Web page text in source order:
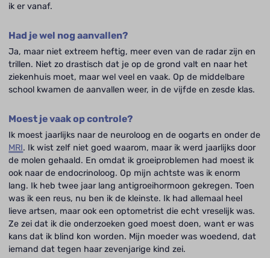
ik er vanaf.
Had je wel nog aanvallen?
Ja, maar niet extreem heftig, meer even van de radar zijn en
trillen. Niet zo drastisch dat je op de grond valt en naar het
ziekenhuis moet, maar wel veel en vaak. Op de middelbare
school kwamen de aanvallen weer, in de vijfde en zesde klas.
Moest je vaak op controle?
Ik moest jaarlijks naar de neuroloog en de oogarts en onder de
MRI. Ik wist zelf niet goed waarom, maar ik werd jaarlijks door
de molen gehaald. En omdat ik groeiproblemen had moest ik
ook naar de endocrinoloog. Op mijn achtste was ik enorm
lang. Ik heb twee jaar lang antigroeihormoon gekregen. Toen
was ik een reus, nu ben ik de kleinste. Ik had allemaal heel
lieve artsen, maar ook een optometrist die echt vreselijk was.
Ze zei dat ik die onderzoeken goed moest doen, want er was
kans dat ik blind kon worden. Mijn moeder was woedend, dat
iemand dat tegen haar zevenjarige kind zei.